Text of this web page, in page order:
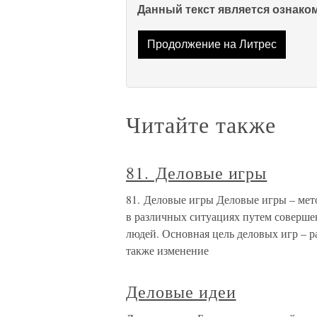
Данный текст является
Продолжение на Литрес
Читайте также
81. Деловые игры
81. Деловые игры Деловые игры –
в различных ситуациях путем
людей. Основная цель деловых игр –
также изменение
Деловые идеи